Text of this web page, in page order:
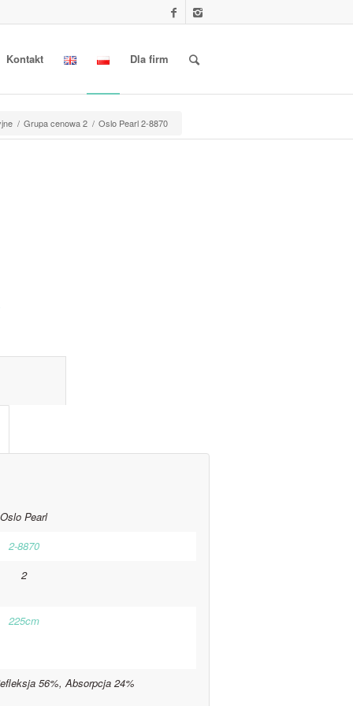
Kontakt Dla firm
/ Grupa cenowa 2 / Oslo Pearl 2-8870
Oslo Pearl
2-8870
2
225cm
56%, Absorpcja 24%